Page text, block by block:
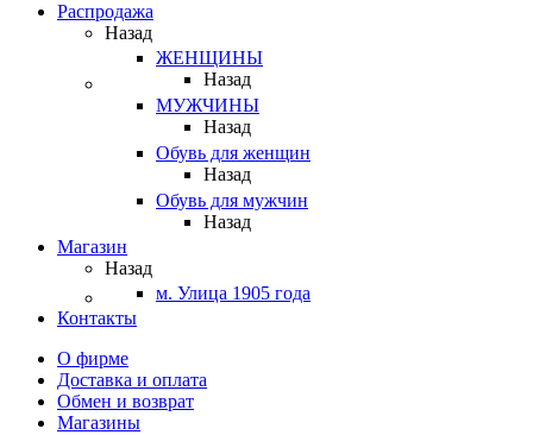
Распродажа
Назад
ЖЕНЩИНЫ
Назад
МУЖЧИНЫ
Назад
Обувь для женщин
Назад
Обувь для мужчин
Назад
Магазин
Назад
м. Улица 1905 года
Контакты
О фирме
Доставка и оплата
Обмен и возврат
Магазины